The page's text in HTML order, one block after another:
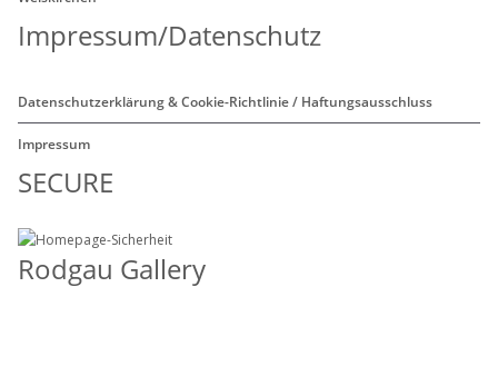
Impressum/Datenschutz
Datenschutzerklärung & Cookie-Richtlinie / Haftungsausschluss
Impressum
SECURE
Rodgau Gallery